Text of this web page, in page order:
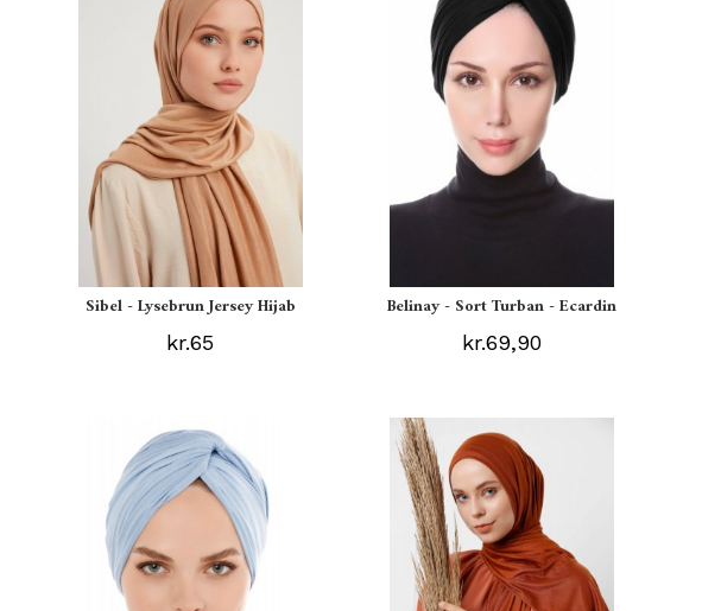
Sibel - Lysebrun Jersey Hijab
kr.65
Belinay - Sort Turban - Ecardin
kr.69,90